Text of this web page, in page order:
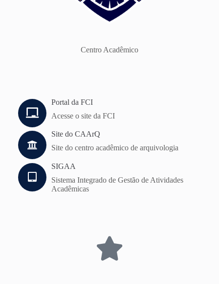
Centro Acadêmico
Portal da FCI
Acesse o site da FCI
Site do CAArQ
Site do centro acadêmico de arquivologia
SIGAA
Sistema Integrado de Gestão de Atividades
Acadêmicas